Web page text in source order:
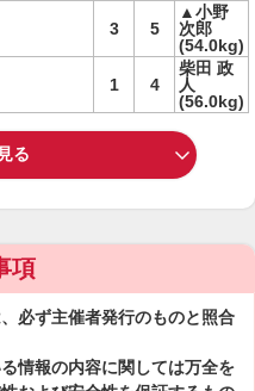
3 5
▲小野
次郎
(54.0kg)
1 4
柴田 政
人
(56.0kg)
る
項
必ず主催者発行のものと照合
情報の内容に関しては万全を